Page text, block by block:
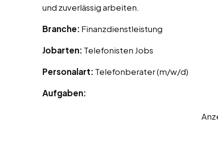
und zuverlässig arbeiten.
Branche: Finanzdienstleistung
Jobarten: Telefonisten Jobs
Personalart: Telefonberater (m/w/d)
Aufgaben: